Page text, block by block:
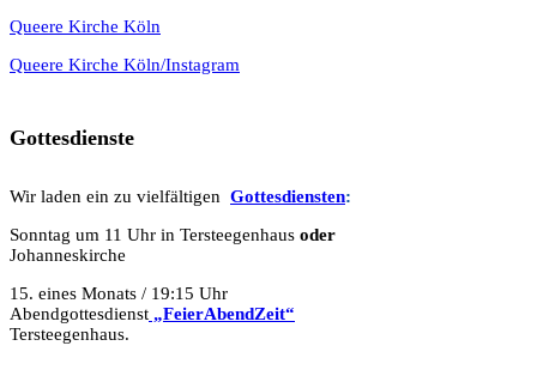
Queere Kirche Köln
Queere Kirche Köln/Instagram
Gottesdienste
Wir laden ein zu vielfältigen Gottesdiensten:
Sonntag um 11 Uhr in Tersteegenhaus oder
Johanneskirche
15. eines Monats / 19:15 Uhr
Abendgottesdienst „FeierAbendZeit“
Tersteegenhaus.